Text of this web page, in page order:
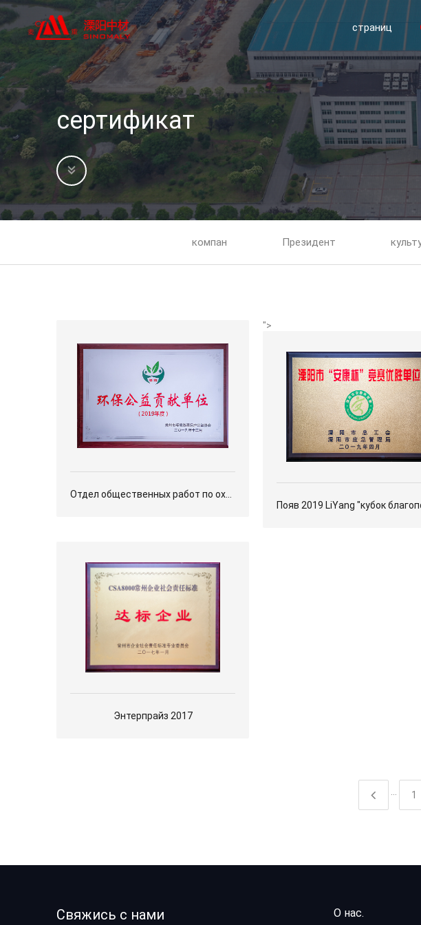
страниц
сертификат
компан Президент
Отдел общественных работ по охране окружающей среды 2019 года
">
Появ 2019 LiYang "кубок благополуч" гонк
Энтерпрайз 2017
··· 1
Свяжись с нами О нас.